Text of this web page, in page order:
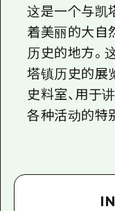
灾
广
这是一个与凯
着美丽的大自
历史的地方。
塔镇历史的展
史料室、用于
各种活动的特